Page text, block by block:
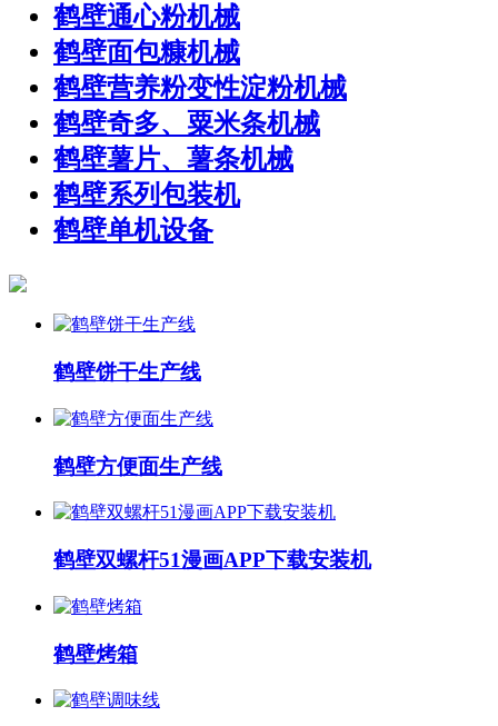
鹤壁通心粉机械
鹤壁面包糠机械
鹤壁营养粉变性淀粉机械
鹤壁奇多、粟米条机械
鹤壁薯片、薯条机械
鹤壁系列包装机
鹤壁单机设备
鹤壁饼干生产线
鹤壁方便面生产线
鹤壁双螺杆51漫画APP下载安装机
鹤壁烤箱